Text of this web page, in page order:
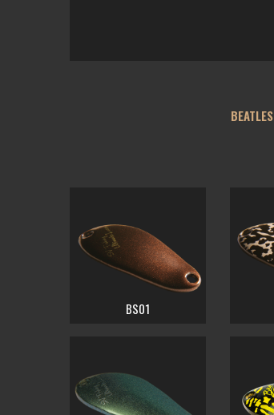
BEATLES
BS01